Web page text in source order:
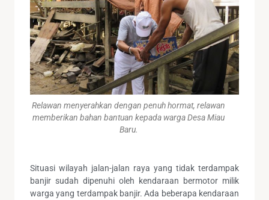
Relawan menyerahkan dengan penuh hormat, relawan
memberikan bahan bantuan kepada warga Desa Miau
Baru.
Situasi wilayah jalan-jalan raya yang tidak terdampak
banjir sudah dipenuhi oleh kendaraan bermotor milik
warga yang terdampak banjir. Ada beberapa kendaraan